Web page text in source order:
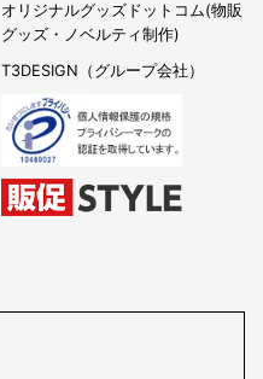
オリジナルグッズドットコム(物販
グッズ・ノベルティ制作)
T3DESIGN（グループ会社）